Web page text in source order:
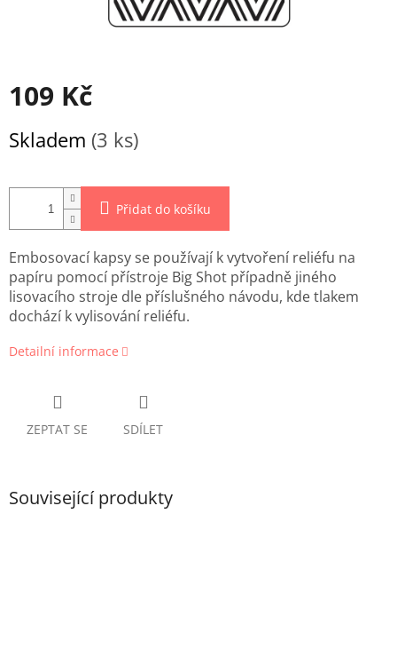
109 Kč
cena:
Skladem (3 ks)
Přidat do košíku
Embosovací kapsy se používají k vytvoření reliéfu na
papíru pomocí přístroje Big Shot případně jiného
lisovacího stroje dle příslušného návodu, kde tlakem
dochází k vylisování reliéfu.
Detailní informace
ZEPTAT SE SDÍLET
Související produkty